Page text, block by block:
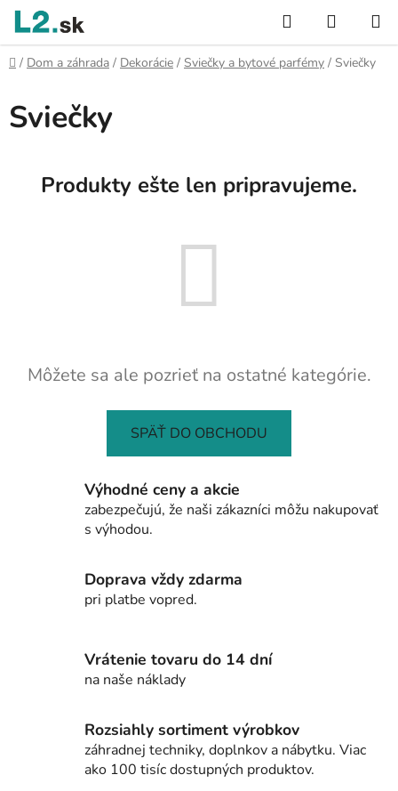
Prejsť
obsah
Hľadať
KOŠÍK
Domov
/ Dom a záhrada / Dekorácie / Sviečky a bytové parfémy / Sviečky
Sviečky
Produkty ešte len pripravujeme.
Môžete sa ale pozrieť na ostatné kategórie.
SPÄŤ DO OBCHODU
Výhodné ceny a akcie
zabezpečujú, že naši zákazníci môžu nakupovať
s výhodou.
Doprava vždy zdarma
pri platbe vopred.
Vrátenie tovaru do 14 dní
na naše náklady
Rozsiahly sortiment výrobkov
záhradnej techniky, doplnkov a nábytku. Viac
ako 100 tisíc dostupných produktov.